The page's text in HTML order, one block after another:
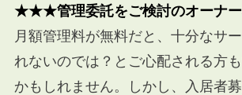
★★★管理委託をご検討のオーナ
月額管理料が無料だと、十分なサ
れないのでは？とご心配される方
かもしれません。しかし、入居者